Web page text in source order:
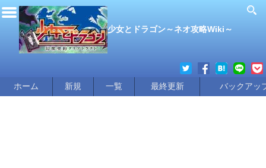
少女とドラゴン～ネオ攻略Wiki～
ホーム 新規 一覧 最終更新 バックアッ